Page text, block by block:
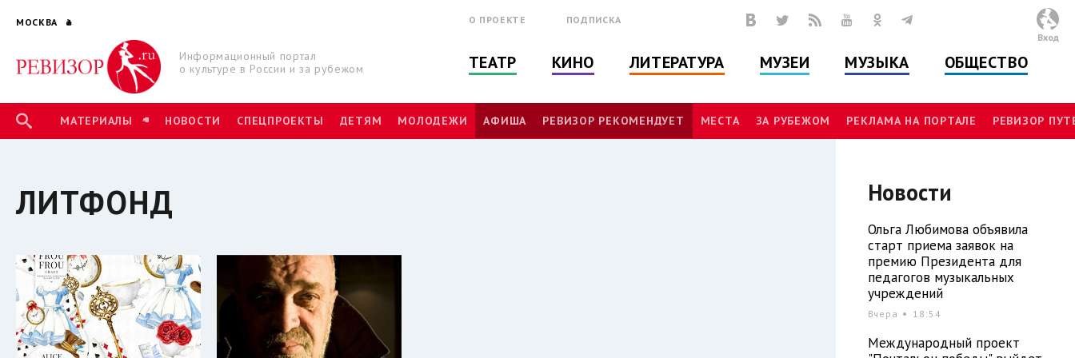
МОСКВА
Информационный портал
о культуре в России и за рубежом
О ПРОЕКТЕ ПОДПИСКА
ТЕАТР КИНО ЛИТЕРАТУРА МУЗЕИ МУЗЫКА ОБЩЕСТВО
Вход
МАТЕРИАЛЫ НОВОСТИ СПЕЦПРОЕКТЫ ДЕТЯМ МОЛОДЕЖИ АФИША РЕВИЗОР РЕКОМЕНДУЕТ МЕСТА ЗА РУБЕЖОМ РЕКЛАМА НА ПОРТАЛЕ РЕВИЗОР
ЛИТФОНД Новости
Ольга Любимова объявила
старт приема заявок на
премию Президента для
педагогов музыкальных
учреждений
Вчера 18:54
Международный проект